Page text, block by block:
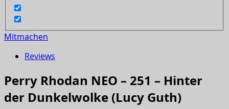
Mitmachen
Reviews
Perry Rhodan NEO – 251 – Hinter
der Dunkelwolke (Lucy Guth)